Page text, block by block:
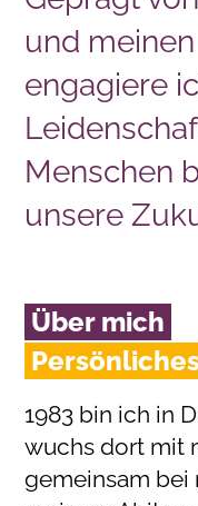
und
engagiere
Menschen
unsere
Über mich
1983 bin ich in
wuchs dort mit
gemeinsam bei